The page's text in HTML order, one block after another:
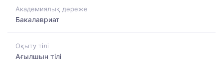
Академиялық дәреже
Бакалавриат
Оқыту тілі
Ағылшын тілі